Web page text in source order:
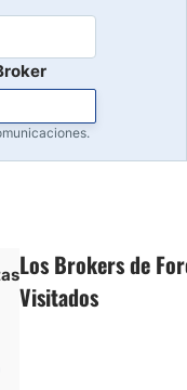
Los Brokers de
Visitados